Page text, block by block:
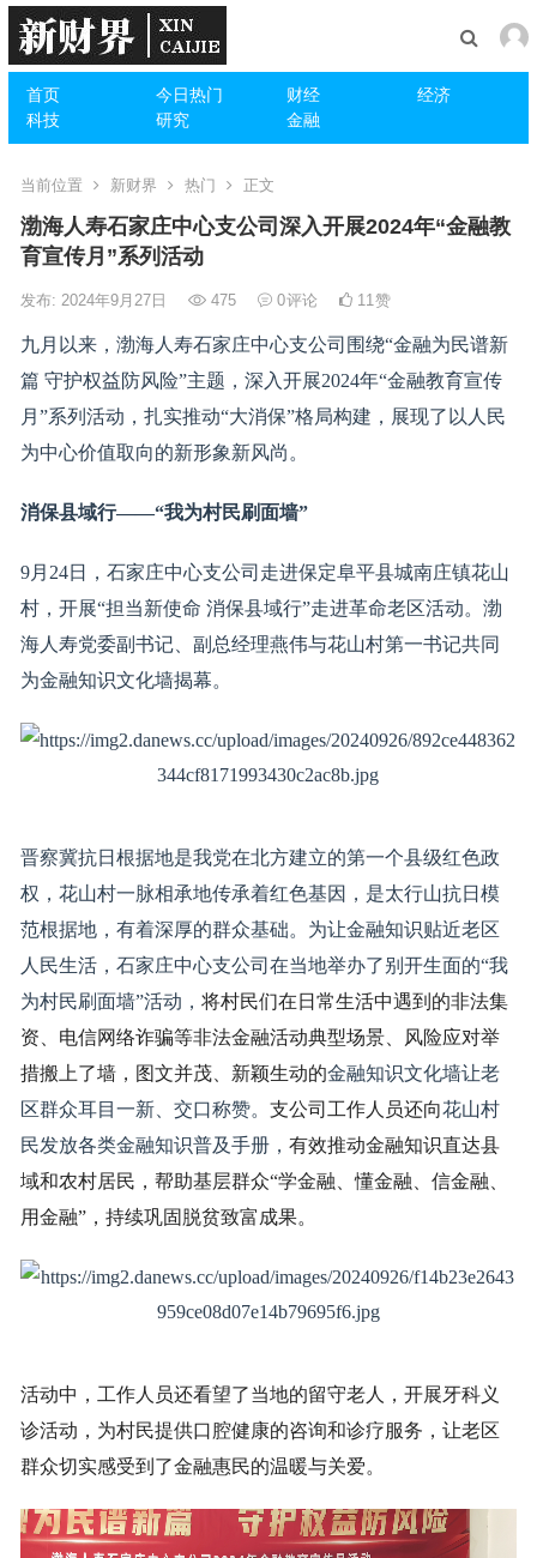
首页 今日热门 财经
经济
科技
研究 金融
当前位置 新财界 热门 正文
渤海人寿石家庄中心支公司深入开展2024年“金融教
育宣传月”系列活动
发布: 2024年9月27日 475 0评论 11赞
九月以来，渤海人寿石家庄中心支公司围绕“金融为民谱新
篇 守护权益防风险”主题，深入开展2024年“金融教育宣传
月”系列活动，扎实推动“大消保”格局构建，展现了以人民
为中心价值取向的新形象新风尚。
消保县域行——“我为村民刷面墙”
9月24日，石家庄中心支公司走进保定阜平县城南庄镇花山
村，开展“担当新使命 消保县域行”走进革命老区活动。渤
海人寿党委副书记、副总经理燕伟与花山村第一书记共同
为金融知识文化墙揭幕。
晋察冀抗日根据地是我党在北方建立的第一个县级红色政
权，花山村一脉相承地传承着红色基因，是太行山抗日模
范根据地，有着深厚的群众基础。为让金融知识贴近老区
人民生活，石家庄中心支公司在当地举办了别开生面的“我
为村民刷面墙”活动， 将村民们在日常生活中遇到的非法集
资、电信网络诈骗等非法金融活动典型场景、风险应对举
措搬上了墙， 图文并茂、 新颖生动的金融知识文化墙让老
区群众耳目一新、交口称赞。 支公司工作人员还向花山村
民发放各类金融知识普及手册， 有效推动金融知识直达县
域和农村居民， 帮助基层群众“学金融、懂金融、信金融、
用金融”，持续巩固脱贫致富成果。
活动中 ，工作人员还看望了当地的留守老人，开展牙科义
诊活动，为村民提供口腔健康的咨询和诊疗服务，让老区
群众切实感受到 了金融惠民的温暖与关爱。